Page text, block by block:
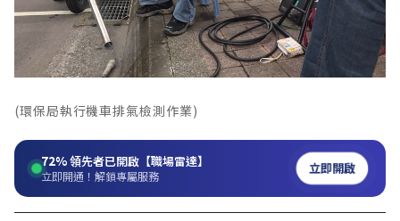
(環保局執行機車排氣檢測作業)
72%領先者已開啟【職場雷達】
立即開通！解鎖專屬服務 立即開啟